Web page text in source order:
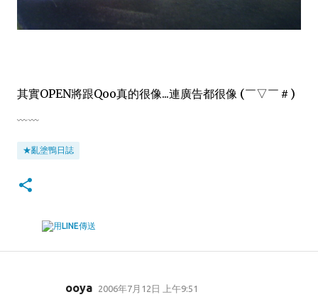
其實OPEN將跟Qoo真的很像...連廣告都很像 (￣▽￣＃)
﹏﹏
★亂塗鴨日誌
ooya 2006年7月12日 上午9:51